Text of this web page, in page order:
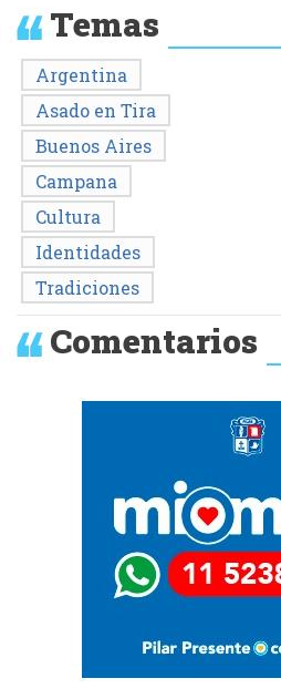
Temas
Argentina
Asado en Tira
Buenos Aires
Campana
Cultura
Identidades
Tradiciones
Comentarios